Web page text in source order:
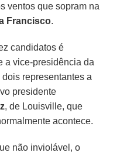
ventos que sopram na
Francisco.
candidatos é
a vice-presidência da
representantes a
presidente
, de Louisville, que
acontece.
não inviolável, o